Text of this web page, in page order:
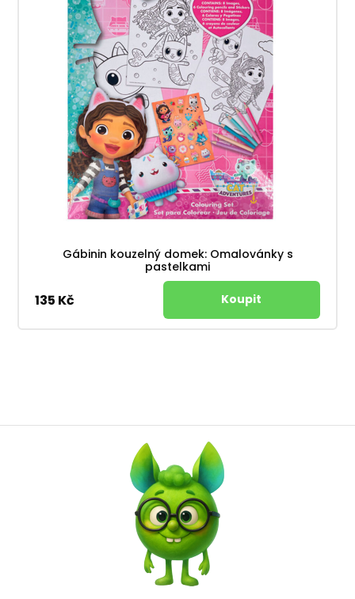
Gábinin kouzelný domek: Omalovánky s
pastelkami
135 Kč